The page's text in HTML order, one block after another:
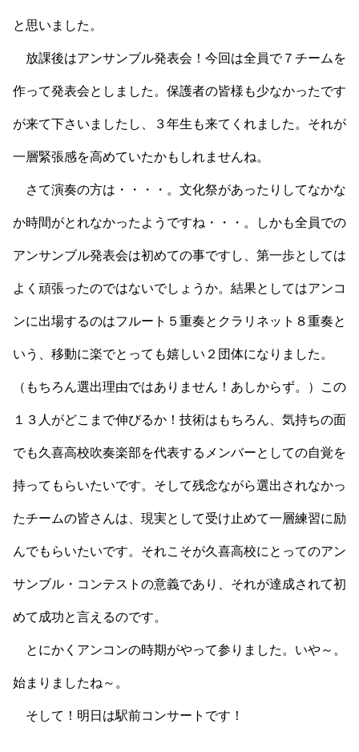
と思いました。
放課後はアンサンブル発表会！今回は全員で７チームを
作って発表会としました。保護者の皆様も少なかったです
が来て下さいましたし、３年生も来てくれました。それが
一層緊張感を高めていたかもしれませんね。
さて演奏の方は・・・・。文化祭があったりしてなかな
か時間がとれなかったようですね・・・。しかも全員での
アンサンブル発表会は初めての事ですし、第一歩としては
よく頑張ったのではないでしょうか。結果としてはアンコ
ンに出場するのはフルート５重奏とクラリネット８重奏と
いう、移動に楽でとっても嬉しい２団体になりました。
（もちろん選出理由ではありません！あしからず。）この
１３人がどこまで伸びるか！技術はもちろん、気持ちの面
でも久喜高校吹奏楽部を代表するメンバーとしての自覚を
持ってもらいたいです。そして残念ながら選出されなかっ
たチームの皆さんは、現実として受け止めて一層練習に励
んでもらいたいです。それこそが久喜高校にとってのアン
サンブル・コンテストの意義であり、それが達成されて初
めて成功と言えるのです。
とにかくアンコンの時期がやって参りました。いや～。
始まりましたね～。
そして！明日は駅前コンサートです！